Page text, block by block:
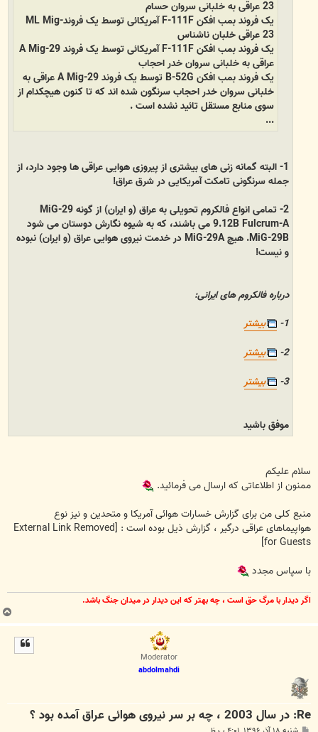
23 عراقی به خلبانی سروان حسام
یک فروند بمب افکن F-111F آمریکائی توسط یک فروندML Mig-
23 عراقی خلبان ناشناس
یک فروند بمب افکن F-111F آمریکائی توسط یک فروند A Mig-29
عراقی به خلبانی سروان خدر احجاب
یک فروند بمب افکن B-52G توسط یک فروند A Mig-29 عراقی به
خلبانی سروان خدر احجاب سرنگون شده اند که تا کنون هیچکدام از
سوی منابع مستقل تائید نشده است .
...
1- البته گمانه زنی های بیشتری از پیروزی هوایی عراقی ها وجود دارد، از
جمله سرنگونی تامکت آمریکایی در شرق عراق!
2- تمامی انواع فالکروم تحویلی به عراق (و ایران) از گونه MiG-29
9.12B Fulcrum-A می باشند، که به شیوه نگارش دوستان می شود
MiG-29B. هیچ MiG-29A در خدمت نیروی هوایی عراق (و ایران) نبوده
و نیست!
درباره فالکروم های ایرانی:
1-
بیشتر
2-
بیشتر
3-
بیشتر
موفق باشید
سلام علیکم
ممنون از اطلاعاتی که ارسال می فرمائید.
منبع کلی من برای گزارش خسارات هوائی آمریکا و متحدین و نیز نوع
هواپیماهای عراقی درگیر ، گزارش ذیل بوده است : [External Link Removed
for Guests]
با سپاس مجدد
اگر ديدار با مرگ حق است ، چه بهتر كه اين ديدار در ميدان جنگ باشد.
Moderator
abdolmahdi
Re: در سال 2003 ، چه بر سر نیروی هوائی عراق آمده بود ؟